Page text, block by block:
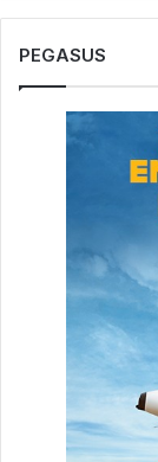
PEGASUS